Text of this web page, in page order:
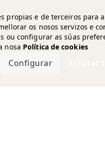
propias e de terceiros para
os nosos servizos e
ou configurar as súas
nosa Política de cookies
Configurar